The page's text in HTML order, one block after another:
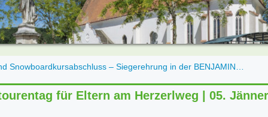
Snowboardkursabschluss – Siegerehrung in der BENJAMIN…
für Eltern am Herzerlweg | 05.